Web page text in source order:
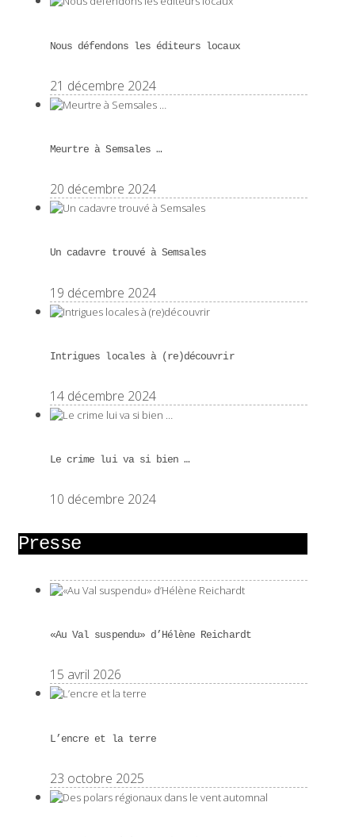
Nous défendons les éditeurs locaux
21 décembre 2024
Meurtre à Semsales …
20 décembre 2024
Un cadavre trouvé à Semsales
19 décembre 2024
Intrigues locales à (re)découvrir
14 décembre 2024
Le crime lui va si bien …
10 décembre 2024
Presse
«Au Val suspendu» d’Hélène Reichardt
15 avril 2026
L’encre et la terre
23 octobre 2025